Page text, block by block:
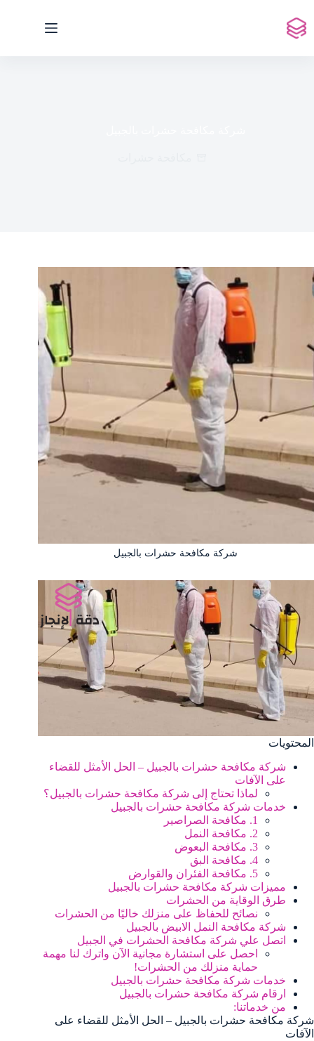
إلى
المحتوى
شركة مكافحة حشرات بالجبيل
المحتويات
شركة مكافحة حشرات بالجبيل – الحل الأمثل للقضاء
على الآفات
لماذا تحتاج إلى شركة مكافحة حشرات بالجبيل؟
خدمات شركة مكافحة حشرات بالجبيل
1. مكافحة الصراصير
2. مكافحة النمل
3. مكافحة البعوض
4. مكافحة البق
5. مكافحة الفئران والقوارض
مميزات شركة مكافحة حشرات بالجبيل
طرق الوقاية من الحشرات
نصائح للحفاظ على منزلك خاليًا من الحشرات
شركة مكافحة النمل الابيض بالجبيل
اتصل علي شركة مكافحة الحشرات في الجبيل
احصل على استشارة مجانية الآن واترك لنا مهمة
حماية منزلك من الحشرات!
خدمات شركة مكافحة حشرات بالجبيل
ارقام شركة مكافحة حشرات بالجبيل
من خدماتنا:
شركة مكافحة حشرات بالجبيل – الحل الأمثل للقضاء على
الآفات